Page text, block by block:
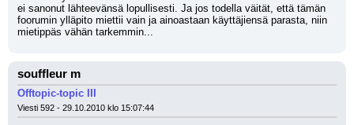
ei sanonut lähteevänsä lopullisesti. Ja jos todella väität, että tämän
foorumin ylläpito miettii vain ja ainoastaan käyttäjiensä parasta, niin
mietippäs vähän tarkemmin...
souffleur m
Offtopic-topic III
Viesti 592 - 29.10.2010 klo 15:07:44